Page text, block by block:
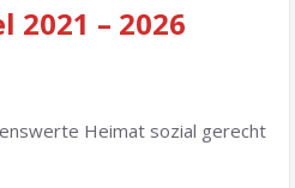
2021 – 2026
Heimat sozial gerecht